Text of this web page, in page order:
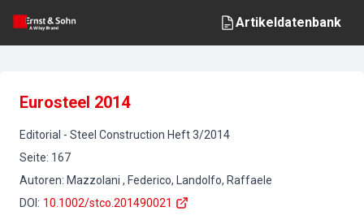
Artikeldatenbank
Eurosteel 2014
Editorial - Steel Construction Heft3/2014
Seite: 167
Autoren: Mazzolani , Federico, Landolfo, Raffaele
DOI : 10.1002/stco.201490021